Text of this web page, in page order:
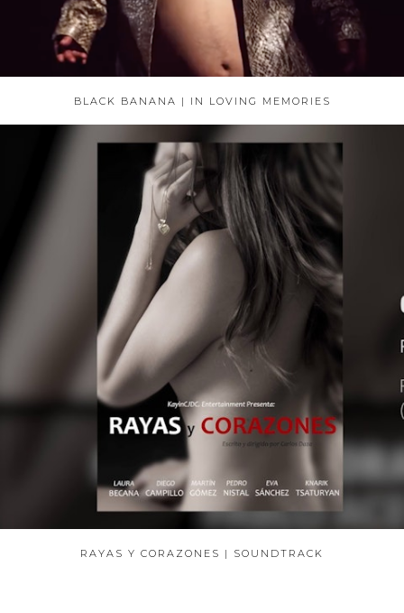
BLACK BANANA | IN LOVING MEMORIES
RAYAS Y CORAZONES | SOUNDTRACK